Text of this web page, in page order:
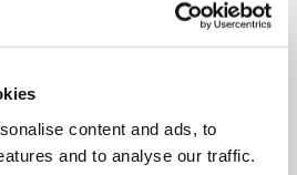
content and ads, to
and to analyse our traffic.
no design. Todos os dias,
criar valor para nossos clientes e
com uma aposta e visão nas próximas